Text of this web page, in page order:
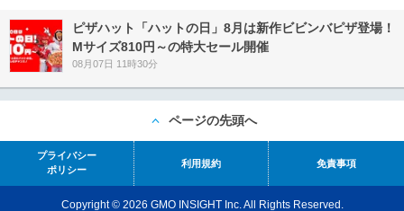
ピザハット「ハットの日」8月は新作ビビンバピザ登場！
Mサイズ810円～の特大セール開催
08月07日 11時30分
ページの先頭へ
プライバシー
ポリシー
利用規約 免責事項
Copyright © 2026 GMO INSIGHT Inc. All Rights Reserved.